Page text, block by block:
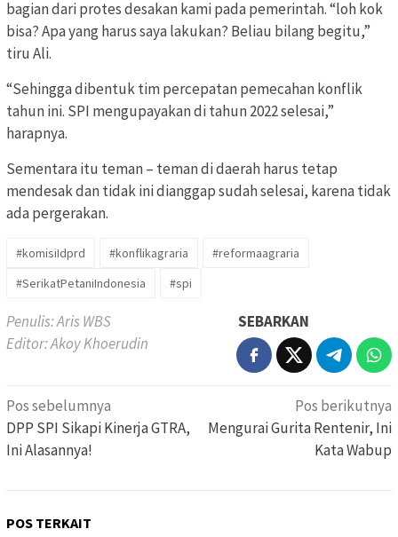
bagian dari protes desakan kami pada pemerintah. “loh kok
bisa? Apa yang harus saya lakukan? Beliau bilang begitu,”
tiru Ali.
“Sehingga dibentuk tim percepatan pemecahan konflik
tahun ini. SPI mengupayakan di tahun 2022 selesai,”
harapnya.
Sementara itu teman – teman di daerah harus tetap
mendesak dan tidak ini dianggap sudah selesai, karena tidak
ada pergerakan.
#komisiIdprd #konflikagraria
#reformaagraria
#SerikatPetaniIndonesia
#spi
Penulis: Aris WBS
Editor: Akoy Khoerudin
SEBARKAN
Navigasi
pos
Pos sebelumnya
DPP SPI Sikapi Kinerja GTRA,
Ini Alasannya!
Pos berikutnya
Mengurai Gurita Rentenir, Ini
Kata Wabup
POS TERKAIT